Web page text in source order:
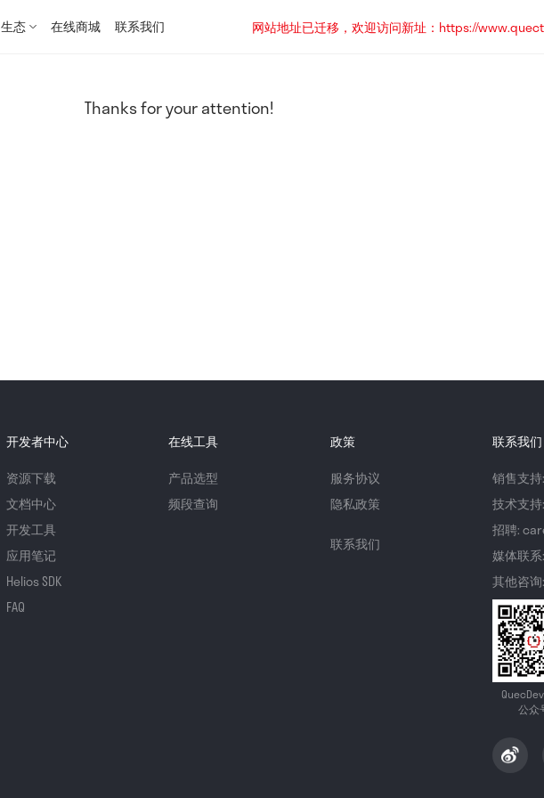
生态 在线商城 联系我们
网站地址已迁移，欢迎访问新址：https://
Thanks for your attention!
开发者中心
资源下载
文档中心
开发工具
应用笔记
Helios SDK
FAQ
在线工具
产品选型
频段查询
政策
服务协议
隐私政策
联系我们
联系我们
销售支
技术支
招聘:
媒体联
其他咨
公众